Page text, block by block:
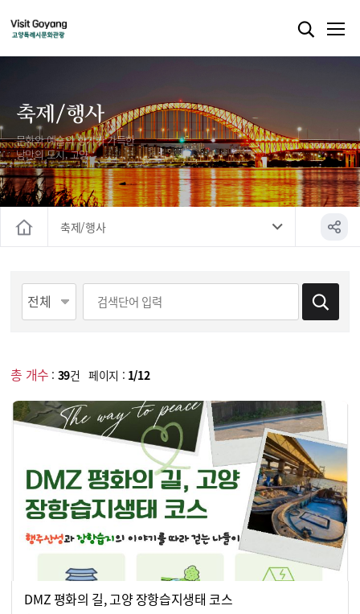
축제/행사
문화와 예술의 향기가 가득한
낭만의 도시, 고양
축제/행사
총 개수 : 39건 페이지 : 1/12
DMZ 평화의 길, 고양 장항습지생태 코스